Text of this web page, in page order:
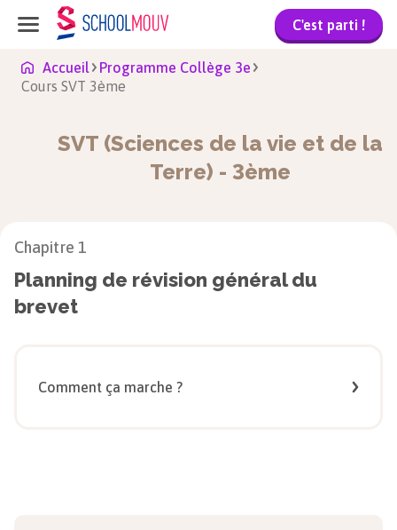
C'est parti !
Accueil
Programme Collège 3e
Cours SVT 3ème
SVT (Sciences de la vie et de la
Terre) - 3ème
Chapitre 1
Planning de révision général du
brevet
Comment ça marche ?